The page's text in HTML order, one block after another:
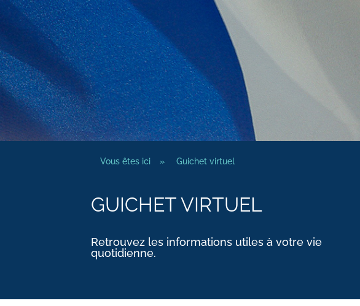
Vous êtes ici » Guichet virtuel
GUICHET VIRTUEL
Retrouvez les informations utiles à votre vie
quotidienne.